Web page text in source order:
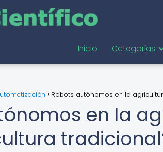
Inicio Categorías
Robots autónomos en la
en la